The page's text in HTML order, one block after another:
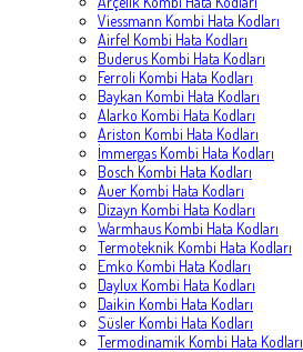
Viessmann Kombi Hata Kodları
Airfel Kombi Hata Kodları
Buderus Kombi Hata Kodları
Ferroli Kombi Hata Kodları
Baykan Kombi Hata Kodları
Alarko Kombi Hata Kodları
Ariston Kombi Hata Kodları
İmmergas Kombi Hata Kodları
Bosch Kombi Hata Kodları
Auer Kombi Hata Kodları
Dizayn Kombi Hata Kodları
Warmhaus Kombi Hata Kodları
Termoteknik Kombi Hata Kodları
Emko Kombi Hata Kodları
Daylux Kombi Hata Kodları
Daikin Kombi Hata Kodları
Süsler Kombi Hata Kodları
Termodinamik Kombi Hata Kodları